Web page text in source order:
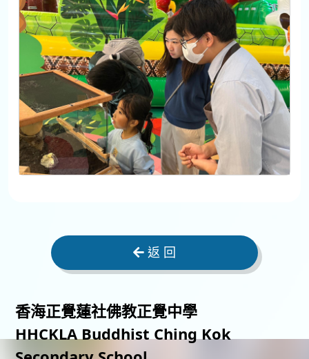
返 回
香海正覺蓮社佛教正覺中學
HHCKLA Buddhist Ching Kok